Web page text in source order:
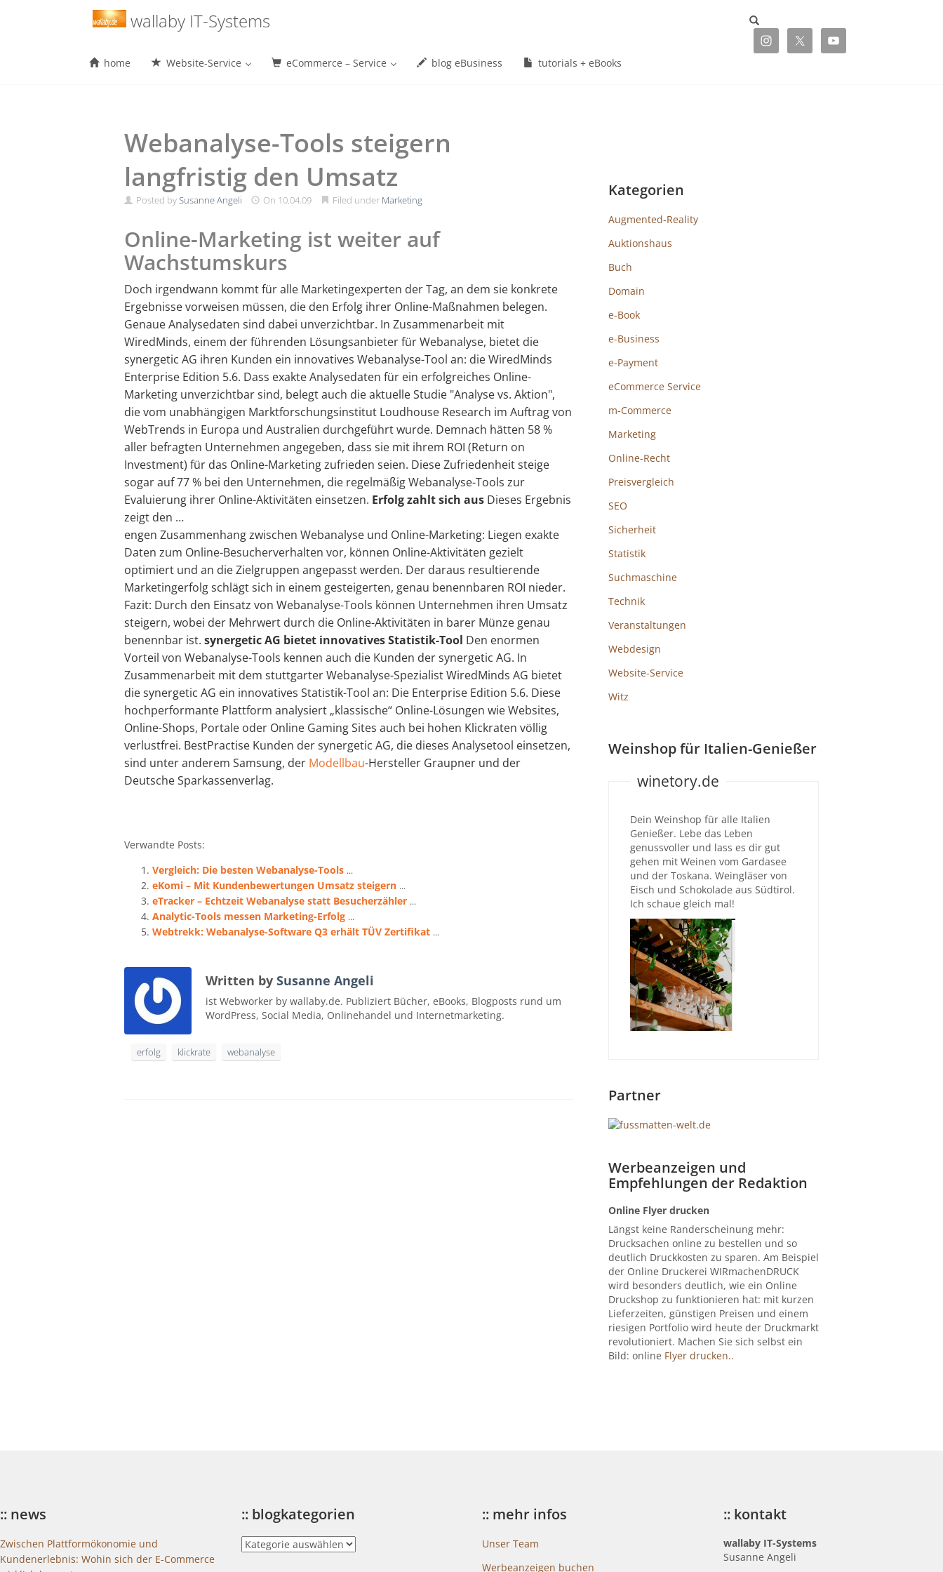
wallaby IT-Systems
Menu
home Website-Service eCommerce – Service blog eBusiness tutorials + eBooks
Webanalyse-Tools steigern
langfristig den Umsatz
Posted bySusanne Angeli On 10.04.09 Filed under Marketing
Online-Marketing ist weiter auf
Wachstumskurs
Doch irgendwann kommt für alle Marketingexperten der Tag, an dem sie konkrete
Ergebnisse vorweisen müssen, die den Erfolg ihrer Online-Maßnahmen belegen.
Genaue Analysedaten sind dabei unverzichtbar. In Zusammenarbeit mit
WiredMinds, einem der führenden Lösungsanbieter für Webanalyse, bietet die
synergetic AG ihren Kunden ein innovatives Webanalyse-Tool an: die WiredMinds
Enterprise Edition 5.6. Dass exakte Analysedaten für ein erfolgreiches Online-
Marketing unverzichtbar sind, belegt auch die aktuelle Studie "Analyse vs. Aktion",
die vom unabhängigen Marktforschungsinstitut Loudhouse Research im Auftrag von
WebTrends in Europa und Australien durchgeführt wurde. Demnach hätten 58 %
aller befragten Unternehmen angegeben, dass sie mit ihrem ROI (Return on
Investment) für das Online-Marketing zufrieden seien. Diese Zufriedenheit steige
sogar auf 77 % bei den Unternehmen, die regelmäßig Webanalyse-Tools zur
Evaluierung ihrer Online-Aktivitäten einsetzen. Erfolg zahlt sich aus Dieses Ergebnis
zeigt den …
engen Zusammenhang zwischen Webanalyse und Online-Marketing: Liegen exakte
Daten zum Online-Besucherverhalten vor, können Online-Aktivitäten gezielt
optimiert und an die Zielgruppen angepasst werden. Der daraus resultierende
Marketingerfolg schlägt sich in einem gesteigerten, genau benennbaren ROI nieder.
Fazit: Durch den Einsatz von Webanalyse-Tools können Unternehmen ihren Umsatz
steigern, wobei der Mehrwert durch die Online-Aktivitäten in barer Münze genau
benennbar ist. synergetic AG bietet innovatives Statistik-Tool Den enormen
Vorteil von Webanalyse-Tools kennen auch die Kunden der synergetic AG. In
Zusammenarbeit mit dem stuttgarter Webanalyse-Spezialist WiredMinds AG bietet
die synergetic AG ein innovatives Statistik-Tool an: Die Enterprise Edition 5.6. Diese
hochperformante Plattform analysiert „klassische“ Online-Lösungen wie Websites,
Online-Shops, Portale oder Online Gaming Sites auch bei hohen Klickraten völlig
verlustfrei. BestPractise Kunden der synergetic AG, die dieses Analysetool einsetzen,
sind unter anderem Samsung, der Modellbau-Hersteller Graupner und der
Deutsche Sparkassenverlag.
Verwandte Posts:
Vergleich: Die besten Webanalyse-Tools ...
eKomi – Mit Kundenbewertungen Umsatz steigern ...
eTracker – Echtzeit Webanalyse statt Besucherzähler ...
Analytic-Tools messen Marketing-Erfolg ...
Webtrekk: Webanalyse-Software Q3 erhält TÜV Zertifikat ...
Written by Susanne Angeli
ist Webworker by wallaby.de. Publiziert Bücher, eBooks, Blogposts rund um
WordPress, Social Media, Onlinehandel und Internetmarketing.
erfolg klickrate webanalyse
Kategorien
Augmented-Reality
Auktionshaus
Buch
Domain
e-Book
e-Business
e-Payment
eCommerce Service
m-Commerce
Marketing
Online-Recht
Preisvergleich
SEO
Sicherheit
Statistik
Suchmaschine
Technik
Veranstaltungen
Webdesign
Website-Service
Witz
Weinshop für Italien-Genießer
winetory.de
Dein Weinshop für alle Italien
Genießer. Lebe das Leben
genussvoller und lass es dir gut
gehen mit Weinen vom Gardasee
und der Toskana. Weingläser von
Eisch und Schokolade aus Südtirol.
Ich schaue gleich mal!
Partner
Werbeanzeigen und
Empfehlungen der Redaktion
Online Flyer drucken
Längst keine Randerscheinung mehr:
Drucksachen online zu bestellen und so
deutlich Druckkosten zu sparen. Am Beispiel
der Online Druckerei WIRmachenDRUCK
wird besonders deutlich, wie ein Online
Druckshop zu funktionieren hat: mit kurzen
Lieferzeiten, günstigen Preisen und einem
riesigen Portfolio wird heute der Druckmarkt
revolutioniert. Machen Sie sich selbst ein
Bild: online Flyer drucken..
:: news
Zwischen Plattformökonomie und
Kundenerlebnis: Wohin sich der E-Commerce
:: blogkategorien
::
blogkategorien
:: mehr infos
Unser Team
Werbeanzeigen buchen
:: kontakt
wallaby IT-Systems
Susanne Angeli